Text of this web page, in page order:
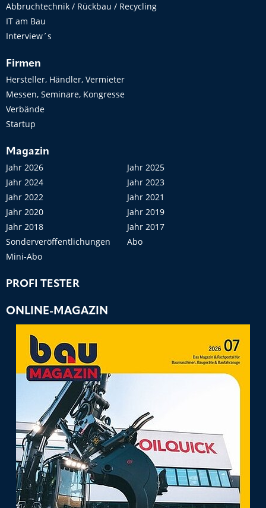
Abbruchtechnik / Rückbau / Recycling
IT am Bau
Interview´s
Firmen
Hersteller, Händler, Vermieter
Messen, Seminare, Kongresse
Verbände
Startup
Magazin
Jahr 2026
Jahr 2025
Jahr 2024
Jahr 2023
Jahr 2022
Jahr 2021
Jahr 2020
Jahr 2019
Jahr 2018
Jahr 2017
Sonderveröffentlichungen
Abo
Mini-Abo
PROFI TESTER
ONLINE-MAGAZIN